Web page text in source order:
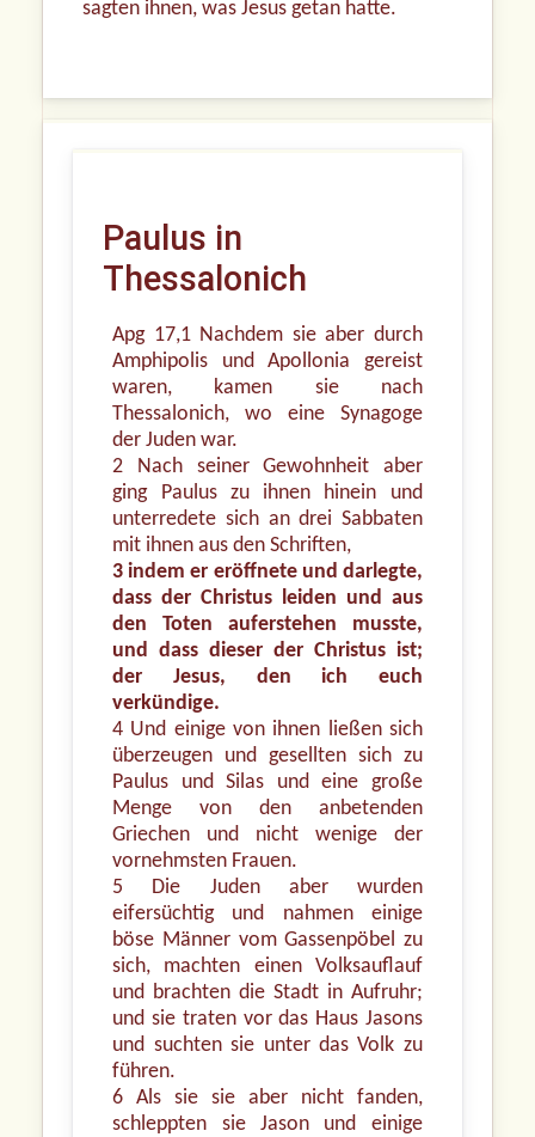
sagten ihnen, was Jesus getan hatte.
Paulus in
Thessalonich
Apg 17,1 Nachdem sie aber durch
Amphipolis und Apollonia gereist
waren, kamen sie nach
Thessalonich, wo eine Synagoge
der Juden war.
2 Nach seiner Gewohnheit aber
ging Paulus zu ihnen hinein und
unterredete sich an drei Sabbaten
mit ihnen aus den Schriften,
3 indem er eröffnete und darlegte,
dass der Christus leiden und aus
den Toten auferstehen musste,
und dass dieser der Christus ist;
der Jesus, den ich euch
verkündige.
4 Und einige von ihnen ließen sich
überzeugen und gesellten sich zu
Paulus und Silas und eine große
Menge von den anbetenden
Griechen und nicht wenige der
vornehmsten Frauen.
5 Die Juden aber wurden
eifersüchtig und nahmen einige
böse Männer vom Gassenpöbel zu
sich, machten einen Volksauflauf
und brachten die Stadt in Aufruhr;
und sie traten vor das Haus Jasons
und suchten sie unter das Volk zu
führen.
6 Als sie sie aber nicht fanden,
schleppten sie Jason und einige